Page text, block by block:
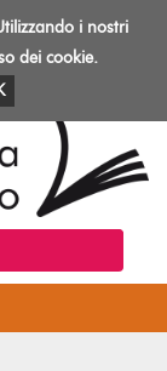
Toggle
RISORSE
i nostri
dei cookie.